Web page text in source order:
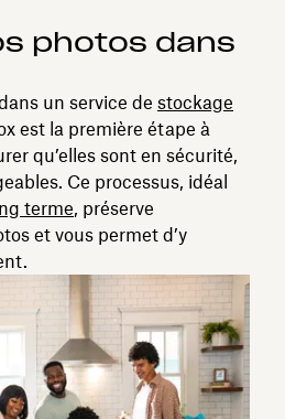
photos dans
un service de stockage
est la première étape à
qu’elles sont en sécurité,
Ce processus, idéal
terme, préserve
et vous permet d’y